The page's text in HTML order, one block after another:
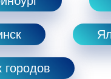
городов